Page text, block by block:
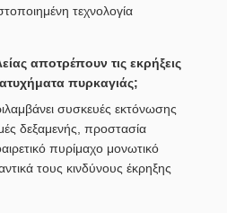
τεχνολογία
αποτρέπουν τις εκρήξεις
πυρκαγιάς;
συσκευές εκτόνωσης
δεξαμενής, προστασία
πυρίμαχο μονωτικό
τους κινδύνους έκρηξης